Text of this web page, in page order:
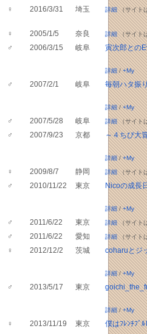
♀ 2016/3/31 埼玉 詳細（サイト
♀ 2005/1/5 奈良 詳細（サイト
♂ 2006/3/15 岐阜 寅次郎との
詳細/+My
♂ 2007/2/1 岐阜 毎朝ハタ振
詳細/+My
♂ 2007/5/28 岐阜 詳細（サイト
♂ 2007/9/23 京都 ～４ちび大
詳細/+My
♀ 2009/8/7 静岡 詳細（サイト
♂ 2010/11/22 東京 Nicoの成長
詳細/+My
♂ 2011/6/22 東京 詳細（サイト
♂ 2011/6/22 愛知 詳細（サイト
♀ 2012/12/2 茨城 coharuとジ
詳細/+My
♂ 2013/5/17 東京
詳細/+My
♀ 2013/11/19 東京 僕はﾌﾚﾝﾁﾌﾞﾙ